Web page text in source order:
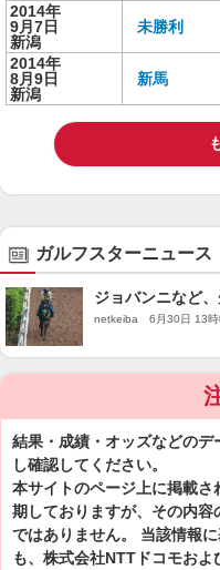
2014年
9月7日
新潟
未勝利
2014年
8月9日
新潟
新馬
ガルフスターニュース
ジョバンニなど
netkeiba 6月30日 13時
結果・成績・オッズなどの
し確認してください。
本サイトのページ上に掲載
期しておりますが、その内
ではありません。 当該情報
も、株式会社NTTドコモお